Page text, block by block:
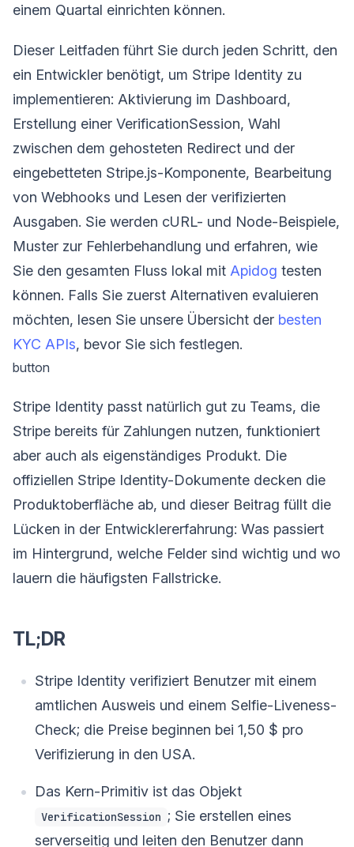
einem Quartal einrichten können.
Dieser Leitfaden führt Sie durch jeden Schritt, den
ein Entwickler benötigt, um Stripe Identity zu
implementieren: Aktivierung im Dashboard,
Erstellung einer VerificationSession, Wahl
zwischen dem gehosteten Redirect und der
eingebetteten Stripe.js-Komponente, Bearbeitung
von Webhooks und Lesen der verifizierten
Ausgaben. Sie werden cURL- und Node-Beispiele,
Muster zur Fehlerbehandlung und erfahren, wie
Sie den gesamten Fluss lokal mit Apidog testen
können. Falls Sie zuerst Alternativen evaluieren
möchten, lesen Sie unsere Übersicht der besten
KYC APIs, bevor Sie sich festlegen.
button
Stripe Identity passt natürlich gut zu Teams, die
Stripe bereits für Zahlungen nutzen, funktioniert
aber auch als eigenständiges Produkt. Die
offiziellen Stripe Identity-Dokumente decken die
Produktoberfläche ab, und dieser Beitrag füllt die
Lücken in der Entwicklererfahrung: Was passiert
im Hintergrund, welche Felder sind wichtig und wo
lauern die häufigsten Fallstricke.
TL;DR
Stripe Identity verifiziert Benutzer mit einem
amtlichen Ausweis und einem Selfie-Liveness-
Check; die Preise beginnen bei 1,50 $ pro
Verifizierung in den USA.
Das Kern-Primitiv ist das Objekt
VerificationSession ; Sie erstellen eines
serverseitig und leiten den Benutzer dann